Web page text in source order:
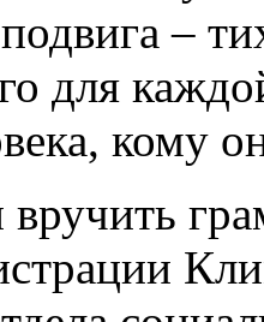
–
для
кому
вручить